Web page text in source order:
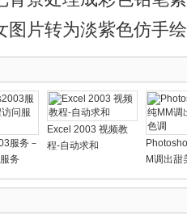
图片转为淡紫色仿手
服务－
务
Excel 2003 视频教
程-自动求和
M调出甜